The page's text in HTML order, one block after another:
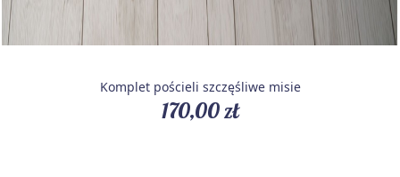
Komplet pościeli szczęśliwe misie
170,00 zł